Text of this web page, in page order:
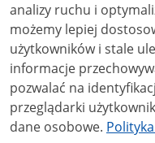
analizy ruchu i optymalizacji
możemy lepiej
użytkowników i stale ulepszać
informacje
pozwalać na
przeglądarki
dane osobowe.